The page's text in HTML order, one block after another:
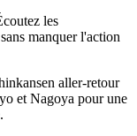
les
manquer l'action
aller-retour
et Nagoya pour une